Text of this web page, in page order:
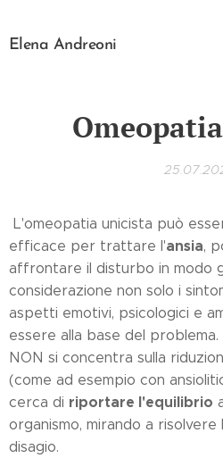
Elena Andreoni
L'omeopatia unicista può
efficace per trattare l'ansia,
affrontare il disturbo in modo
considerazione non solo i
aspetti emotivi, psicologici e
essere alla base del
NON si concentra sulla
(come ad esempio con
cerca di riportare l'equilibrio
organismo, mirando a
disagio.